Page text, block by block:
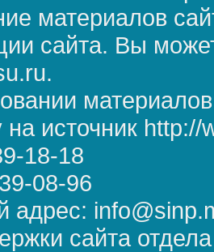
материалов
сайта. Вы
на источник
18-18
08-96
адрес:
сайта